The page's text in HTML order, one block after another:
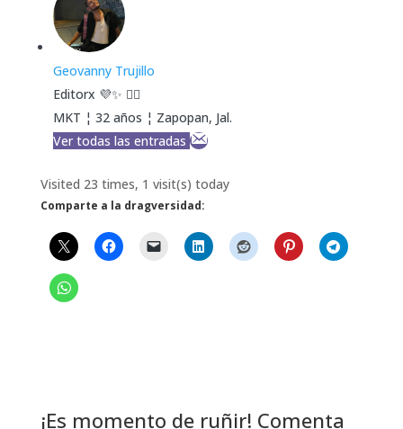
Geovanny Trujillo
Editorx 💜✨ 🏳️‍🌈
MKT ¦ 32 años ¦ Zapopan, Jal.
Ver todas las entradas
Visited 23 times, 1 visit(s) today
Comparte a la dragversidad:
¡Es momento de ruñir! Comenta